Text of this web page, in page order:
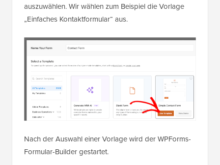
auszuwählen. Wir wählen zum Beispiel die Vorlage
„Einfaches Kontaktformular“ aus.
Nach der Auswahl einer Vorlage wird der WPForms-
Formular-Builder gestartet.